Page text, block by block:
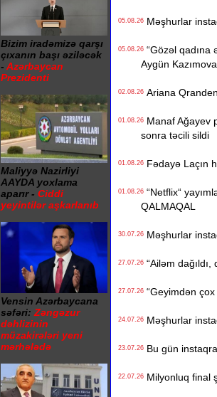
Bizim iradəmizə qarşı
çıxanın başı əziləcək
- Azərbaycan
Prezidenti
Maliyyə Nazirliyi
AAYDA yoxlama
aparır - Ciddi
yeyintilər aşkarlanıb
Vensin Azərbaycana
səfəri: Zəngəzur
dəhlizinin
müzakirələri yeni
mərhələdə
05.08.26Məşhurlar
05.08.26“Gözəl qadına
Aygün Kazımova
02.08.26Ariana
01.08.26Manaf Ağayev
sonra təcili sildi
01.08.26Fədayə Laçın
01.08.26“Netflix“
QALMAQAL
30.07.26Məşhurlar
27.07.26“Ailəm dağıldı,
27.07.26“Geyimdən çox
24.07.26Məşhurlar
23.07.26Bu gün
22.07.26Milyonluq final